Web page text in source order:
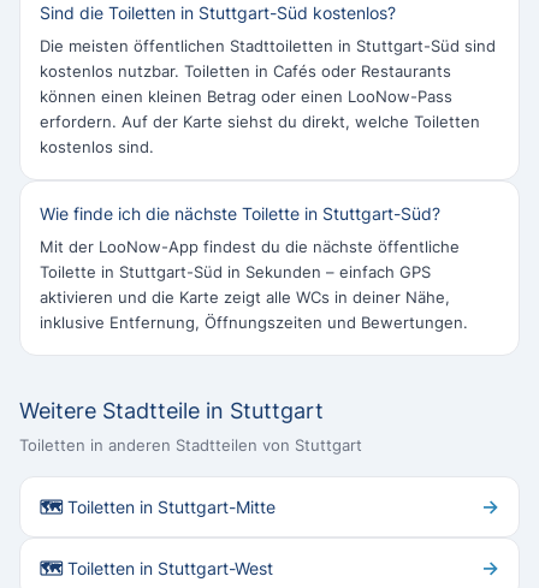
Sind die Toiletten in Stuttgart-Süd kostenlos?
Die meisten öffentlichen Stadttoiletten in Stuttgart-Süd sind
kostenlos nutzbar. Toiletten in Cafés oder Restaurants
können einen kleinen Betrag oder einen LooNow-Pass
erfordern. Auf der Karte siehst du direkt, welche Toiletten
kostenlos sind.
Wie finde ich die nächste Toilette in Stuttgart-Süd?
Mit der LooNow-App findest du die nächste öffentliche
Toilette in Stuttgart-Süd in Sekunden – einfach GPS
aktivieren und die Karte zeigt alle WCs in deiner Nähe,
inklusive Entfernung, Öffnungszeiten und Bewertungen.
Weitere Stadtteile in Stuttgart
Toiletten in anderen Stadtteilen von Stuttgart
🗺 Toiletten in Stuttgart-Mitte →
🗺 Toiletten in Stuttgart-West →